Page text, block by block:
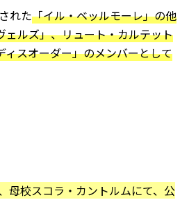
れた「イル・ベッルモーレ」の他
ェルズ」、リュート・カルテット
ィスオーダー」のメンバーとして
母校スコラ・カントルムにて、公